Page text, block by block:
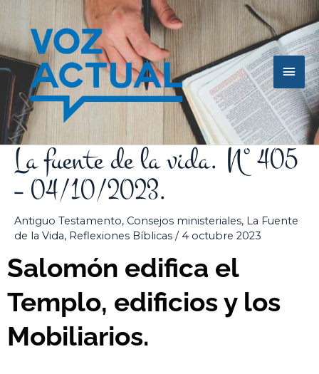
contenido
La fuente de la vida. Nº 405
– 04/10/2023.
Antiguo Testamento, Consejos ministeriales, La Fuente
de la Vida, Reflexiones Bíblicas / 4 octubre 2023
Salomón edifica el
Templo, edificios y los
Mobiliarios.